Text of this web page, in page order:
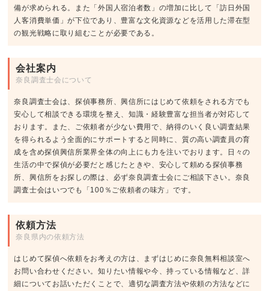
備が求められる。また「外国人宿泊者数」の増加に比して「訪日外国
人客消費単価」が下位であり、豊富な文化資源などを活用した滞在型
の観光戦略に取り組むことが必要である。
会社案内
奈良調査士会について
奈良調査士会は、探偵事務所、興信所にはじめて依頼をされる方でも
安心して相談できる環境を整え、知識・経験豊富な担当者が対応して
おります。また、ご依頼者が少ない費用で、納得のいく良い調査結果
を得られるよう全面的にサポートすると同時に、質の高い調査員の育
成を含め探偵興信所業界全体の向上にも力を注いでおります。日々の
生活の中で探偵が必要だと感じたときや、安心して頼める探偵事務
所、興信所をお探しの際は、必ず奈良調査士会にご相談下さい。奈良
調査士会はいつでも「100％ご依頼者の味方」です。
依頼方法
奈良県内の依頼方法
はじめて探偵へ依頼をお考えの方は、まずはじめに奈良無料相談室へ
お問い合わせください。知りたい情報や今、持っている情報など、詳
細についてお話いただくことで、適切な調査方法や依頼の方法などに